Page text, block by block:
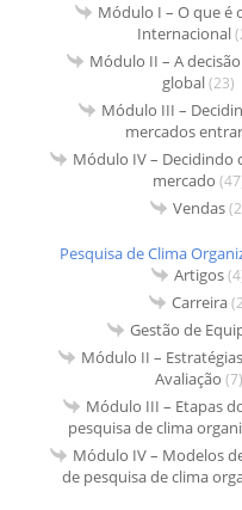
Módulo I – O que é
Internacional
Módulo II – A
global(23)
Módulo III –
mercados entrar
Módulo IV – Decidindo
mercado
Vendas
Pesquisa de Clima
Artigos
Carreira
Gestão de
Módulo II –
Avaliação (7)
Módulo III – Etapas
pesquisa de clima
Módulo IV – Modelos
de pesquisa de clima